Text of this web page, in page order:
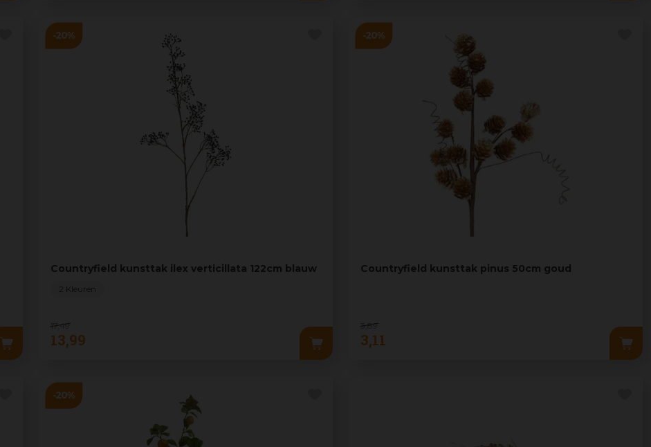
Countryfield kunsttak ilex verticillata 122cm blauw
17 49
13,99
2 Kleuren
Countryfield kunsttak pinus 50cm goud
3,89
3,11